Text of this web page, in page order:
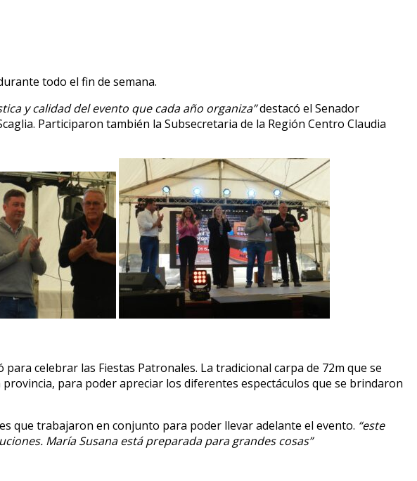
todo el fin de semana.
y calidad del evento que cada año organiza”destacó el Senador
Participaron también la Subsecretaria de la Región Centro Claudia
celebrar las Fiestas Patronales. La tradicional carpa de 72m que se
para poder apreciar los diferentes espectáculos que se brindaron
que trabajaron en conjunto para poder llevar adelante el evento. “este
María Susana está preparada para grandes cosas”